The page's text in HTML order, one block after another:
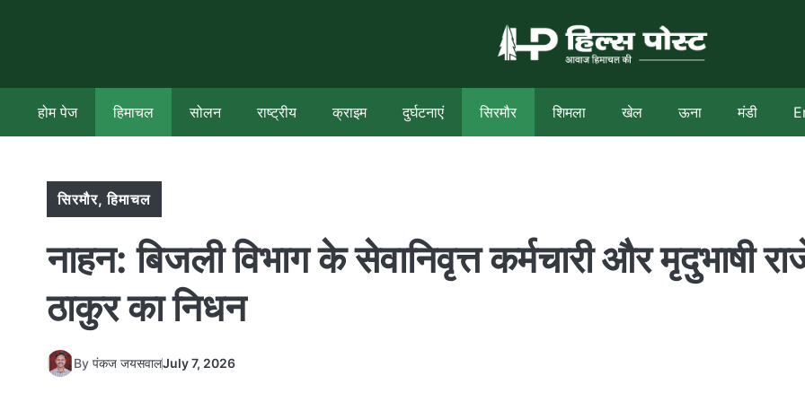
होम पेज हिमाचल सोलन राष्ट्रीय क्राइम दुर्घटनाएं सिरमौर शिमला खेल ऊना मंडी
सिरमौर,हिमाचल
नाहन: बिजली विभाग के सेवानिवृत्त कर्मचारी और मृदुभाषी
ठाकुर का निधन
By पंकज जयसवालJuly 7, 2026